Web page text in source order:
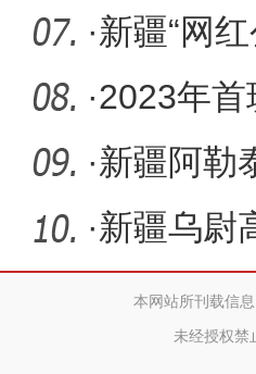
万
·新疆“网
清理完
·2023年首
·新疆阿勒
游体验
·新疆乌尉
隧道TB
本网站所刊载信
未经授权禁